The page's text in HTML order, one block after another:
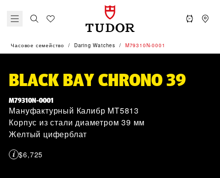
Часовое семейство Daring Watches M79310N-0001
BLACK BAY CHRONO 39
M79310N-0001
Мануфактурный Калибр MT5813
Корпус из стали диаметром 39 мм
Желтый циферблат
$6,725